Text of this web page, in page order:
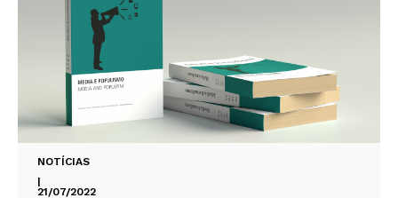
NOTÍCIAS
|
21/07/2022